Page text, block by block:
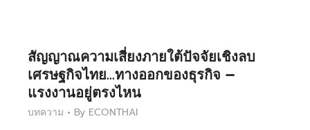
สัญญาณความเสี่ยงภายใต้ปัจจัยเชิงลบ
เศรษฐกิจไทย…ทางออกของธุรกิจ –
แรงงานอยู่ตรงไหน
บทความ By ECONTHAI